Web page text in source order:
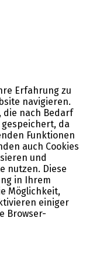
Erfahrung zu
navigieren.
die nach Bedarf
da
Funktionen
auch Cookies
und
nutzen. Diese
in Ihrem
Möglichkeit,
einiger
Browser-